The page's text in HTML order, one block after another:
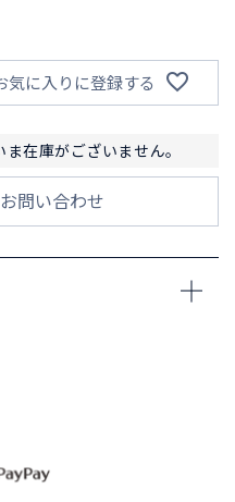
気に入りに登録する
在庫がございません。
問い合わせ